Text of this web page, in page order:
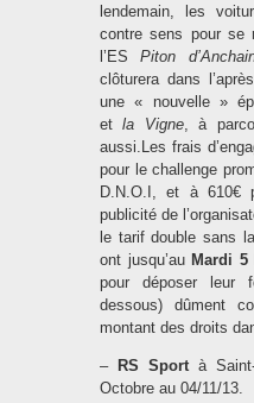
lendemain, les
contre sens pour se
l’ESPiton
clôturera dans
une « nouvelle »
etla Vigne, à
aussi.Les frais
pour le challenge
D.N.O.I, et à 610€
publicité de
le tarif double sans
ont jusqu’au Mardi 5
pour déposer leur
dessous) dûment
montant des droits
– RS Sport à
Octobre au 04/11/13.